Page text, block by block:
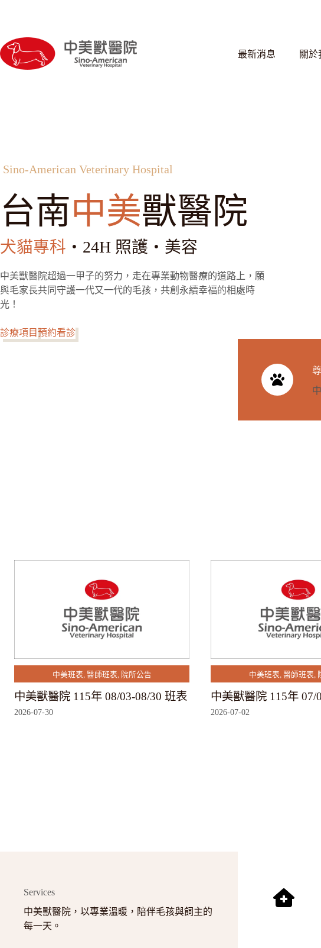
要
內
最新消息 關於
Sino-American Veterinary Hospital
台南中美獸醫院
犬貓專科 ・24H 照護・美容
中美獸醫院超過一甲子的努力，走在專業動物醫療的道路上，願
與毛家長共同守護一代又一代的毛孩，共創永續幸福的相處時
光！
診療項目預約看診
中美班表, 醫師班表, 院所公告
中美獸醫院 115年 08/03-08/30 班表
2026-07-30
中美班表, 醫師班表,
中美獸醫院 115年 07/
2026-07-02
Services
中美獸醫院，以專業溫暖，陪伴毛孩與飼主的
每一天。